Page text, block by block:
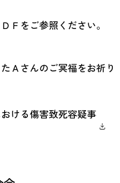
Ｆをご参照ください。
Ａさんのご冥福をお祈り
ける傷害致死容疑事